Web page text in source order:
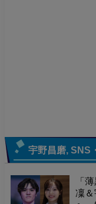
宇野昌磨, SNS
「
凜＆